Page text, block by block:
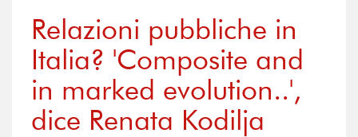
Relazioni pubbliche in
Italia? 'Composite and
in marked evolution..',
dice Renata Kodilja